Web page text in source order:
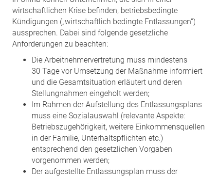
wirtschaftlichen Krise befinden, betriebsbedingte
Kündigungen („wirtschaftlich bedingte Entlassungen“)
aussprechen. Dabei sind folgende gesetzliche
Anforderungen zu beachten:
Die Arbeitnehmervertretung muss mindestens
30 Tage vor Umsetzung der Maßnahme informiert
und die Gesamtsituation erläutert und deren
Stellungnahmen eingeholt werden;
Im Rahmen der Aufstellung des Entlassungsplans
muss eine Sozialauswahl (relevante Aspekte:
Betriebszugehörigkeit, weitere Einkommensquellen
in der Familie, Unterhaltspflichten etc.)
entsprechend den gesetzlichen Vorgaben
vorgenommen werden;
Der aufgestellte Entlassungsplan muss der